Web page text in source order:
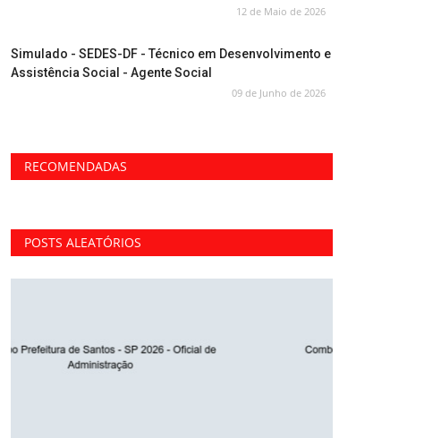
12 de Maio de 2026
Simulado - SEDES-DF - Técnico em Desenvolvimento e
Assistência Social - Agente Social
09 de Junho de 2026
RECOMENDADAS
POSTS ALEATÓRIOS